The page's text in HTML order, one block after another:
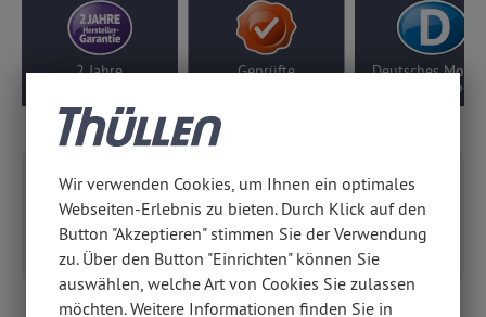
Geprüfte
Deutsches Modell,
10 Jahre Motor-/
Konfigurieren
Konfigurieren Sie Ihr
persönliches Fahrzeug
Wir verwenden Cookies, um Ihnen ein optimales
Webseiten-Erlebnis zu bieten. Durch Klick auf den
Button "Akzeptieren" stimmen Sie der Verwendung
zu. Über den Button "Einrichten" können Sie
auswählen, welche Art von Cookies Sie zulassen
möchten. Weitere Informationen finden Sie in